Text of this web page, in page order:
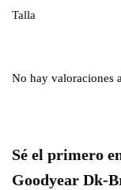
Talla
No hay valoraciones
Sé el primero
Goodyear Dk-